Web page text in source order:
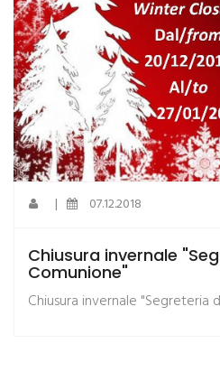
| 07.12.2018
Chiusura invernale
Comunione"
Chiusura invernale "Segreteria